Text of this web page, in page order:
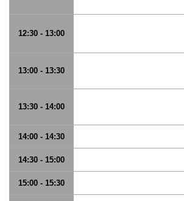
12:30 - 13:00
13:00 - 13:30
13:30 - 14:00
14:00 - 14:30
14:30 - 15:00
15:00 - 15:30